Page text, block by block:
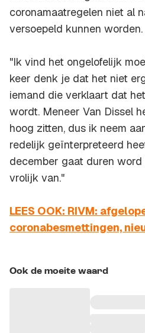
coronamaatregelen niet al
versoepeld kunnen worden.
"Ik vind het ongelofelijk
keer denk je dat het niet
iemand die verklaart dat
wordt. Meneer Van Dissel
hoog zitten, dus ik neem
redelijk geïnterpreteerd
december gaat duren
vrolijk van."
LEES OOK: RIVM:
coronabesmettingen,
Ook de moeite waard